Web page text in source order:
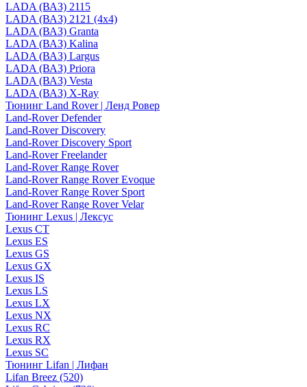
LADA (ВАЗ) 2115
LADA (ВАЗ) 2121 (4x4)
LADA (ВАЗ) Granta
LADA (ВАЗ) Kalina
LADA (ВАЗ) Largus
LADA (ВАЗ) Priora
LADA (ВАЗ) Vesta
LADA (ВАЗ) X-Ray
Тюнинг Land Rover | Ленд Ровер
Land-Rover Defender
Land-Rover Discovery
Land-Rover Discovery Sport
Land-Rover Freelander
Land-Rover Range Rover
Land-Rover Range Rover Evoque
Land-Rover Range Rover Sport
Land-Rover Range Rover Velar
Тюнинг Lexus | Лексус
Lexus CT
Lexus ES
Lexus GS
Lexus GX
Lexus IS
Lexus LS
Lexus LX
Lexus NX
Lexus RC
Lexus RX
Lexus SC
Тюнинг Lifan | Лифан
Lifan Breez (520)